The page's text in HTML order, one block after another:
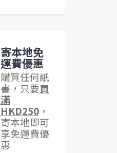
寄本地免
運費優惠
購買任何紙
書，只要買
滿
HKD250，
寄本地即可
享免運費優
惠